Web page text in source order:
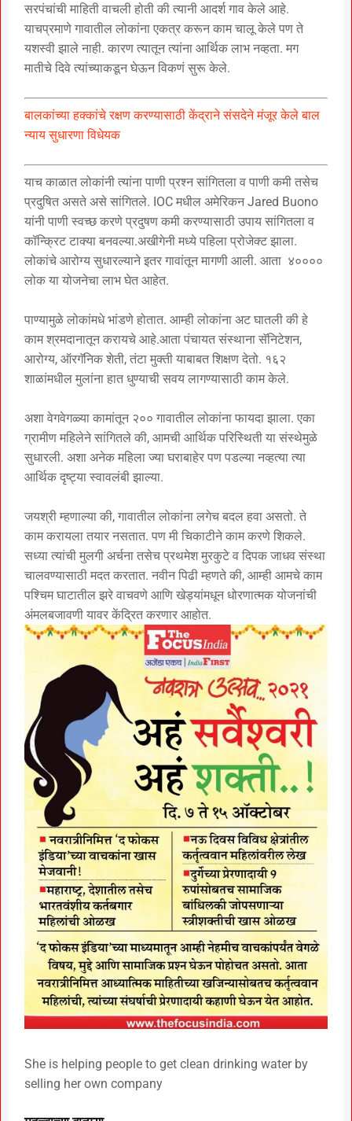
सरपंचांची माहिती वाचली होती की त्यानी आदर्श गाव केले आहे.
याचप्रमाणे गावातील लोकांना एकत्र करून काम चालू केले पण ते
यशस्वी झाले नाही. कारण त्यातून त्यांना आर्थिक लाभ नव्हता. मग
मातीचे दिवे त्यांच्याकडून घेऊन विकणं सुरू केले.
बालकांच्या हक्कांचे रक्षण करण्यासाठी केंद्राने संसदेने मंजूर केले बाल
न्याय सुधारणा विधेयक
याच काळात लोकांनी त्यांना पाणी प्रश्न सांगितला व पाणी कमी तसेच
प्रदुषित असते असे सांगितले. IOC मधील अमेरिकन Jared Buono
यांनी पाणी स्वच्छ करणे प्रदुषण कमी करण्यासाठी उपाय सांगितला व
कॉन्क्रिट टाक्या बनवल्या.अखीगेनी मध्ये पहिला प्रोजेक्ट झाला.
लोकांचे आरोग्य सुधारल्याने इतर गावांतून मागणी आली. आता ४००००
लोक या योजनेचा लाभ घेत आहेत.
पाण्यामुळे लोकांमधे भांडणे होतात. आम्ही लोकांना अट घातली की हे
काम श्रमदानातून करायचे आहे.आता पंचायत संस्थाना सॅनिटेशन,
आरोग्य, ऑरगॅनिक शेती, तंटा मुक्ती याबाबत शिक्षण देतो. १६२
शाळांमधील मुलांना हात धुण्याची सवय लागण्यासाठी काम केले.
अशा वेगवेगळ्या कामांतून २०० गावातील लोकांना फायदा झाला. एका
ग्रामीण महिलेने सांगितले की, आमची आर्थिक परिस्थिती या संस्थेमुळे
सुधारली. अशा अनेक महिला ज्या घराबाहेर पण पडल्या नव्हत्या त्या
आर्थिक दृष्ट्या स्वावलंबी झाल्या.
जयश्री म्हणाल्या की, गावातील लोकांना लगेच बदल हवा असतो. ते
काम करायला तयार नसतात. पण मी चिकाटीने काम करणे शिकले.
सध्या त्यांची मुलगी अर्चना तसेच प्रथमेश मुरकुटे व दिपक जाधव संस्था
चालवण्यासाठी मदत करतात. नवीन पिढी म्हणते की, आम्ही आमचे काम
पश्चिम घाटातील झरे वाचवणे आणि खेड्यांमधून धोरणात्मक योजनांची
अंमलबजावणी यावर केंद्रित करणार आहोत.
She is helping people to get clean drinking water by
selling her own company